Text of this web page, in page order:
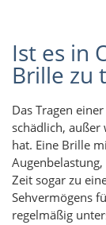
Ist es in
Brille zu
Das Tragen
schädlich, außer
hat. Eine Brille
Zeit sogar zu
Sehvermögens
regelmäßig